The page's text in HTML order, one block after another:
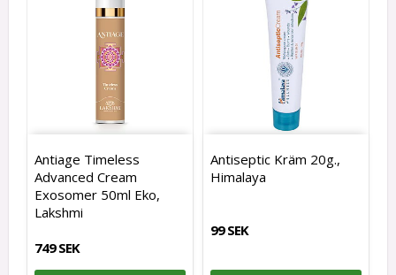
Antiage Timeless
Advanced Cream
Exosomer 50ml Eko,
Lakshmi
749 SEK
Antiseptic Kräm 20g.,
Himalaya
99 SEK